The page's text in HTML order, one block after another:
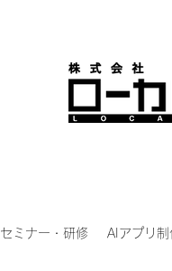
セミナー・研修 AIアプリ制